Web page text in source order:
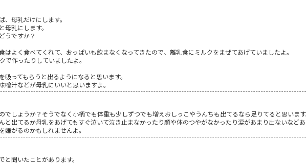
母乳だけにします。
母乳にします。
うですか？
はよく食べてくれて、おっぱいも飲まなくなってきたので、離乳食にミルクをまぜてあげていましたよ。
で作ったりしていましたよ。
ってもらうと出るようになると思います。
汁などが母乳にいいと思いますよ。
でしょうか？そうでなく小柄でも体重も少しずつでも増えおしっこやうんちも出てるなら足りてると思いま
と出てるか母乳をあげてもすぐ泣いて泣き止まなかったり顔や体のつやがなかったり涙があまり出ないなど
がるのかもしれませんよ。
聞いたことがあります。